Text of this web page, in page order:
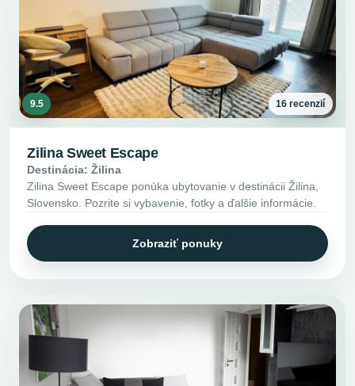
9.5 16 recenzií
Zilina Sweet Escape
Destinácia: Žilina
Zilina Sweet Escape ponúka ubytovanie v destinácii Žilina,
Slovensko. Pozrite si vybavenie, fotky a ďalšie informácie.
Zobraziť ponuky